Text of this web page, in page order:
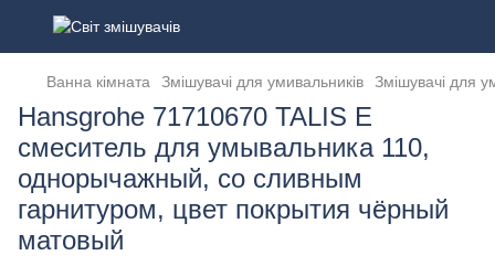
Ванна кімната Змішувачі для умивальників Змішувачі для
Hansgrohe 71710670 TALIS E
смеситель для умывальника 110,
однорычажный, со сливным
гарнитуром, цвет покрытия чёрный
матовый